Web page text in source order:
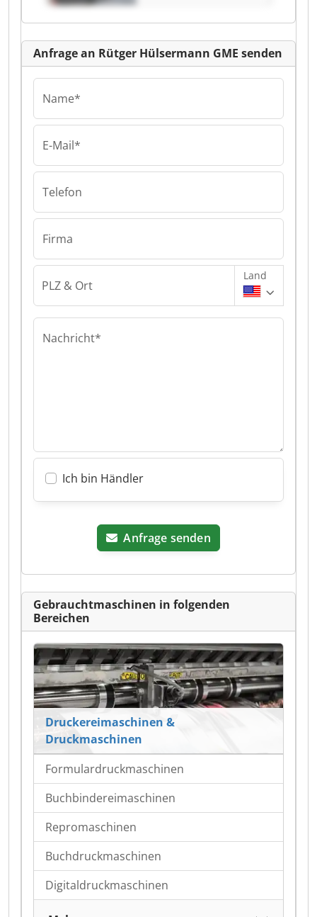
Anfrage an Rütger Hülsermann GME senden
Name*
E-Mail*
Telefon
Firma
PLZ & Ort
Land
Nachricht*
Ich bin Händler
Anfrage senden
Gebrauchtmaschinen in folgenden
Bereichen
Druckereimaschinen &
Druckmaschinen
Formulardruckmaschinen
Buchbindereimaschinen
Repromaschinen
Buchdruckmaschinen
Digitaldruckmaschinen